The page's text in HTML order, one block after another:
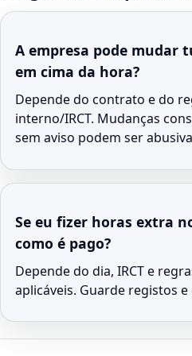
A empresa pode mudar
em cima da hora?
Depende do contrato e do
interno/IRCT. Mudanças
sem aviso podem ser
Se eu fizer horas extra
como é pago?
Depende do dia, IRCT e
aplicáveis. Guarde registos e